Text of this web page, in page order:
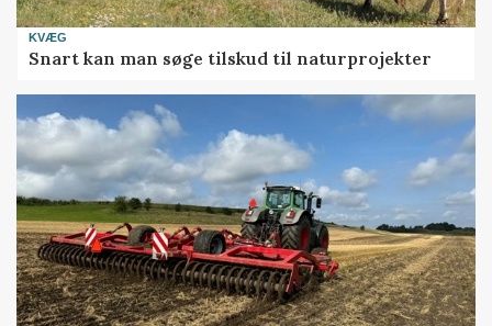
KVÆG
Snart kan man søge tilskud til naturprojekter